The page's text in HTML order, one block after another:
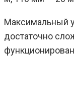
Максимальный
достаточно